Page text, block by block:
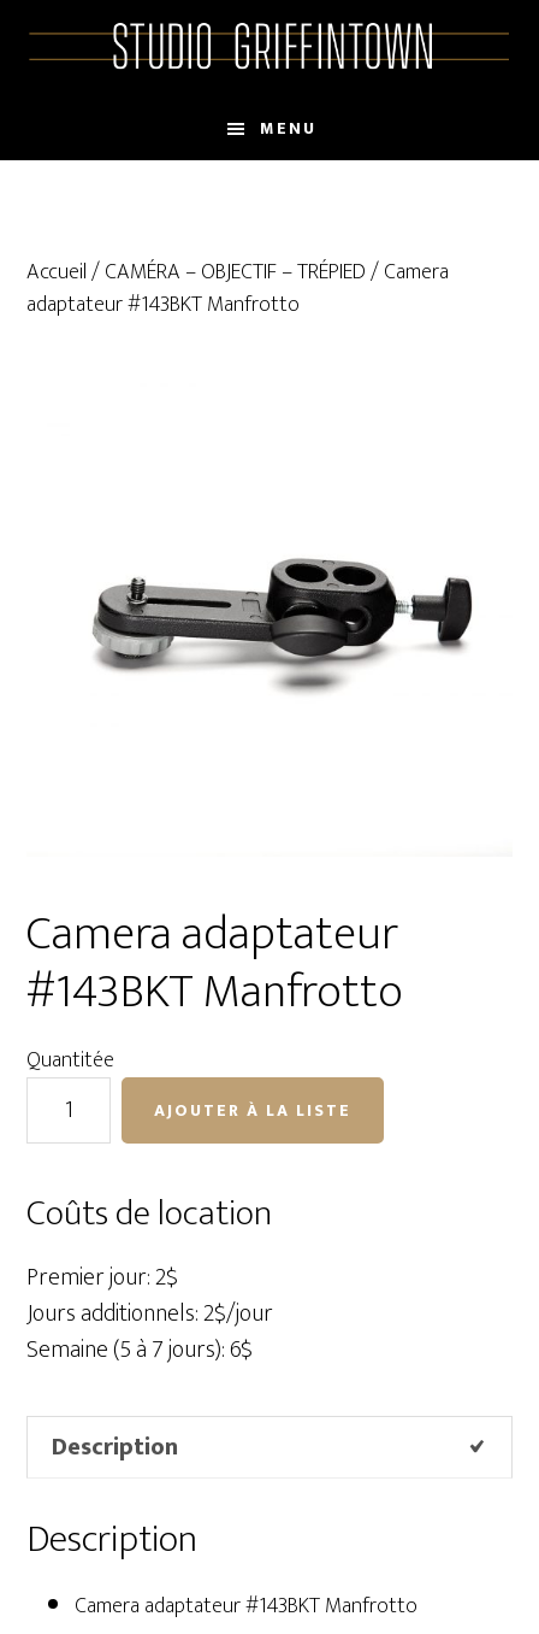
MENU
Accueil/CAMÉRA – OBJECTIF – TRÉPIED/ Camera
adaptateur #143BKT Manfrotto
Camera adaptateur
#143BKT Manfrotto
Quantitée
quantité
adaptateur
#143BKT
Manfrotto
AJOUTER À LA LISTE
Coûts de location
Premier jour: 2$
Jours additionnels: 2$/jour
Semaine (5 à 7 jours): 6$
Description
Description
Camera adaptateur #143BKT Manfrotto